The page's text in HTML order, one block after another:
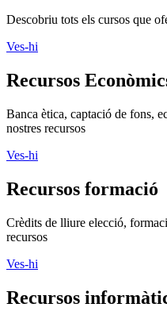
Descobriu tots els cursos que
Ves-hi
Recursos
Banca ètica, captació de fons,
nostres recursos
Ves-hi
Recursos formació
Crèdits de lliure elecció,
recursos
Ves-hi
Recursos